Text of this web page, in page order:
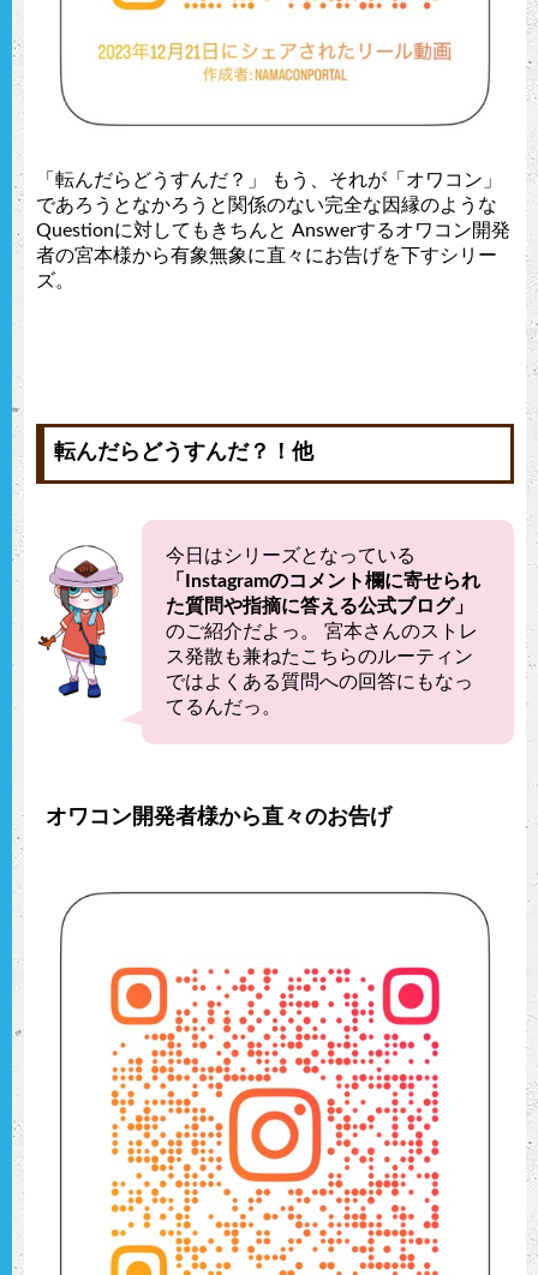
「転んだらどうすんだ？」 もう、それが「オワコン」
であろうとなかろうと関係のない完全な因縁のような
Questionに対してもきちんと Answerするオワコン開発
者の宮本様から有象無象に直々にお告げを下すシリー
ズ。
転んだらどうすんだ？！他
今日はシリーズとなっている
「Instagramのコメント欄に寄せられ
た質問や指摘に答える公式ブログ」
のご紹介だよっ。 宮本さんのストレ
ス発散も兼ねたこちらのルーティン
ではよくある質問への回答にもなっ
てるんだっ。
オワコン開発者様から直々のお告げ